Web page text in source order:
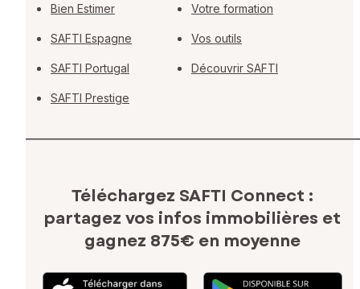
Bien Estimer
SAFTI Espagne
SAFTI Portugal
SAFTI Prestige
Votre formation
Vos outils
Découvrir SAFTI
Téléchargez SAFTI Connect :
partagez vos infos immobilières et
gagnez 875€ en moyenne